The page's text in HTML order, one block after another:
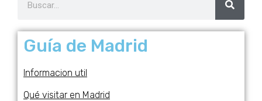
Guía de Madrid
Informacion util
Qué visitar en Madrid